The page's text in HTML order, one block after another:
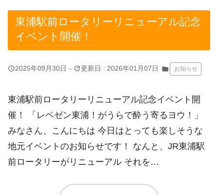
東浦駅前ロータリーリニューアル記念
イベント開催！
query_builder2025年09月30日 - update更新日 : 2026年01月07日 folder お知らせ
東浦駅前ロータリーリニューアル記念イベント開
催！ 「レペゼン東浦！がうらで酔う寄るヨウ！」
みなさん、こんにちは 今日はとっても楽しそうな
地元イベントのお知らせです！ なんと、JR東浦駅
前ロータリーがリニューアル それを…